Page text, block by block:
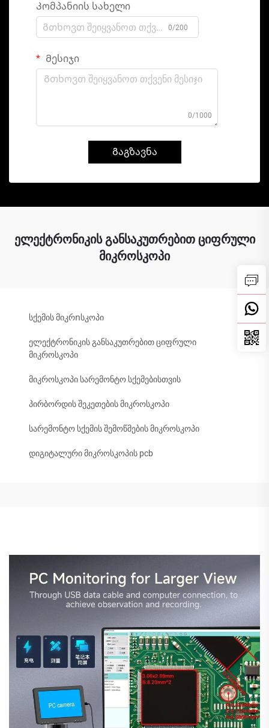
Კომპანიის სახელი
0/200
Მესიჯი
0/1000
Გაგზავნა
ელექტრონიკის განსაკუთრებით ციფრული
მიკროსკოპი
სქემის მიკრոსკოპი
ელექტრონიკის განსაკუთრებით ციფრული
მიკროსკოპი
მიკროსკოპი სარემონტო სქემებისთვის
პირბორდის შეკეთების მიკროსკოპი
სარემონტო სქემის შემოწმების მიკროსკოპი
დიგიტალური მიკროსკოპის pcb